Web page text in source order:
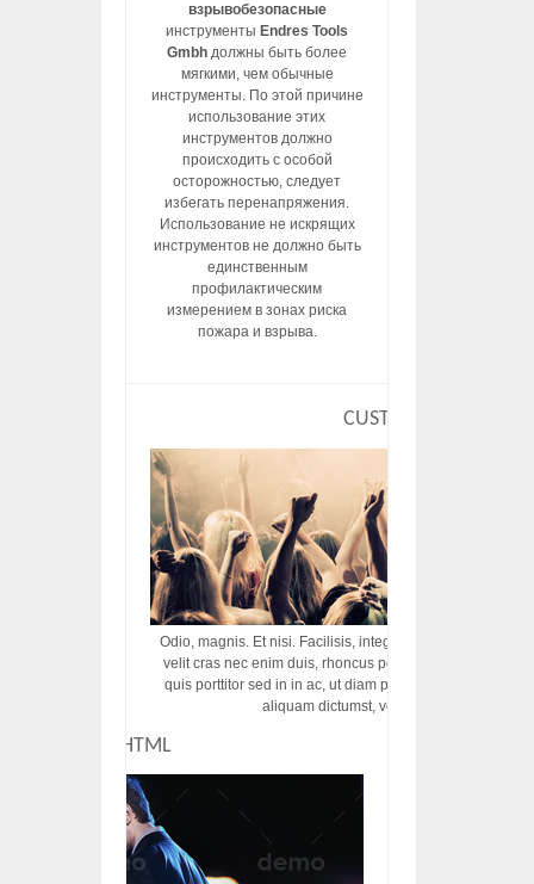
взрывобезопасные
инструменты Endres Tools
Gmbh должны быть более
мягкими, чем обычные
инструменты. По этой причине
использование этих
инструментов должно
происходить с особой
осторожностью, следует
избегать перенапряжения.
Использование не искрящих
инструментов не должно быть
единственным
профилактическим
измерением в зонах риска
пожара и взрыва.
CUSTOM HTML
Odio, magnis. Et nisi. Facilisis, integer! Risus augue! Non
velit cras nec enim duis, rhoncus porttitor ac vut rhoncus
quis porttitor sed in in ac, ut diam porttitor odio nunc
aliquam dictumst, vel amet tincidunt
CUSTOM HTML